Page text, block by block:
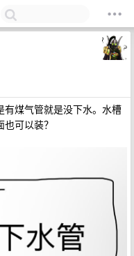
煤气管就是没下水。水槽
可以装？